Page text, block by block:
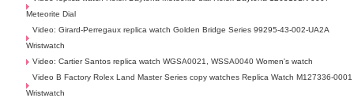
Meteorite Dial
Video: Girard-Perregaux replica watch Golden Bridge Series 99295-43-002-UA2A
Wristwatch
Video: Cartier Santos replica watch WGSA0021, WSSA0040 Women's watch
Video B Factory Rolex Land Master Series copy watches Replica Watch M127336-0001
Wristwatch